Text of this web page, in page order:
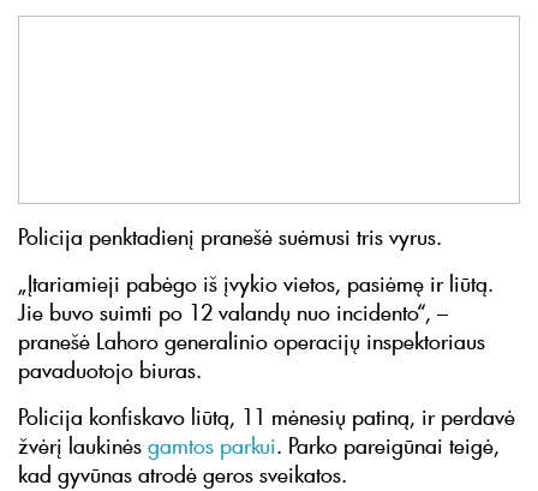
Policija penktadienį pranešė suėmusi tris vyrus.
„Įtariamieji pabėgo iš įvykio vietos, pasiėmę ir liūtą.
Jie buvo suimti po 12 valandų nuo incidento“, –
pranešė Lahoro generalinio operacijų inspektoriaus
pavaduotojo biuras.
Policija konfiskavo liūtą, 11 mėnesių patiną, ir perdavė
žvėrį laukinės gamtos parkui. Parko pareigūnai teigė,
kad gyvūnas atrodė geros sveikatos.